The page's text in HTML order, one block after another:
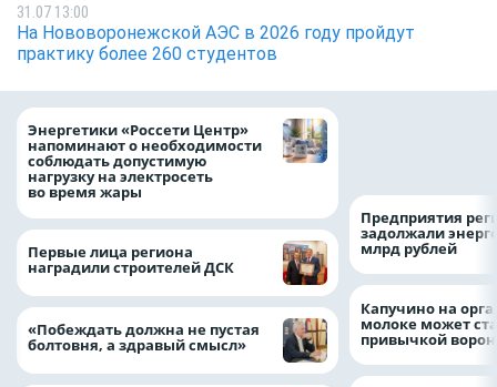
31.07 13:00
На Нововоронежской АЭС в 2026 году пройдут
практику более 260 студентов
Энергетики «Россети Центр»
напоминают о необходимости
соблюдать допустимую
нагрузку на электросеть
во время жары
Первые лица региона
наградили строителей ДСК
«Побеждать должна не пустая
болтовня, а здравый смысл»
Предприятия
задолжали
млрд рублей
Капучино на
молоке может
привычкой